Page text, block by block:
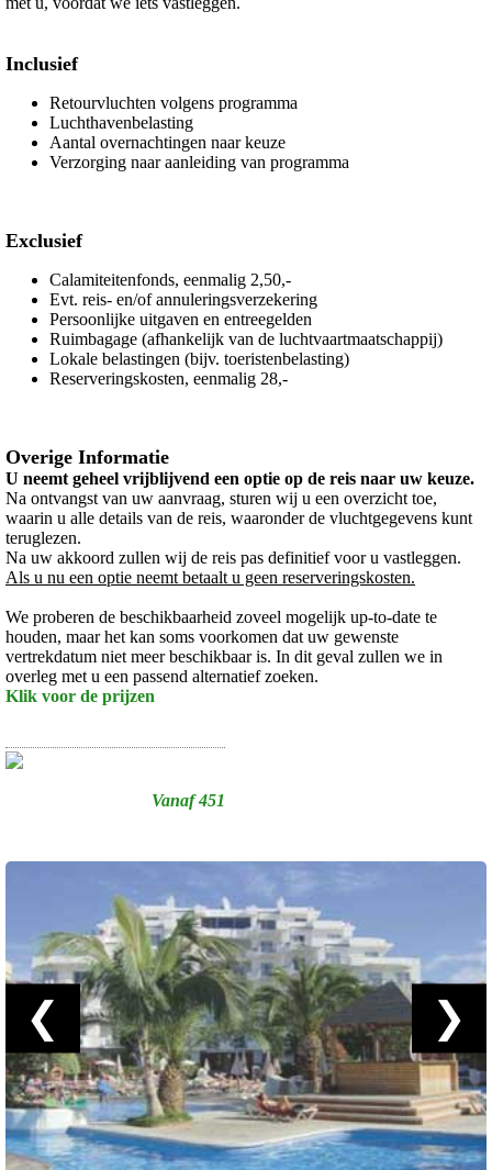
Inclusief
Retourvluchten volgens programma
Luchthavenbelasting
Aantal overnachtingen naar keuze
Verzorging naar aanleiding van programma
Exclusief
Calamiteitenfonds, eenmalig 2,50,-
Evt. reis- en/of annuleringsverzekering
Persoonlijke uitgaven en entreegelden
Ruimbagage (afhankelijk van de luchtvaartmaatschappij)
Lokale belastingen (bijv. toeristenbelasting)
Reserveringskosten, eenmalig 28,-
Overige Informatie
U neemt geheel vrijblijvend een optie op de reis naar uw keuze.
Na ontvangst van uw aanvraag, sturen wij u een overzicht toe,
waarin u alle details van de reis, waaronder de vluchtgegevens kunt
teruglezen.
Na uw akkoord zullen wij de reis pas definitief voor u vastleggen.
Als u nu een optie neemt betaalt u geen reserveringskosten.
We proberen de beschikbaarheid zoveel mogelijk up-to-date te
houden, maar het kan soms voorkomen dat uw gewenste
vertrekdatum niet meer beschikbaar is. In dit geval zullen we in
overleg met u een passend alternatief zoeken.
Klik voor de prijzen
Vanaf 451
❮ ❯